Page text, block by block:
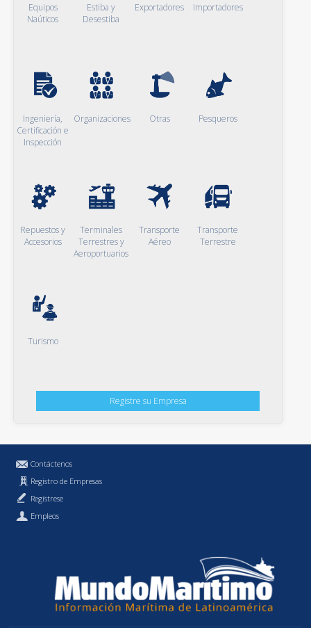
Equipos
Naúticos
Estiba y
Desestiba
Exportadores Importadores
Ingeniería,
Certificación e
Inspección
Organizaciones Otras Pesqueros
Repuestos y
Accesorios
Terminales
Terrestres y
Aeroportuarios
Transporte
Aéreo
Transporte
Terrestre
Turismo
Registre su Empresa
Contáctenos
Registro de Empresas
Regístrese
Empleos